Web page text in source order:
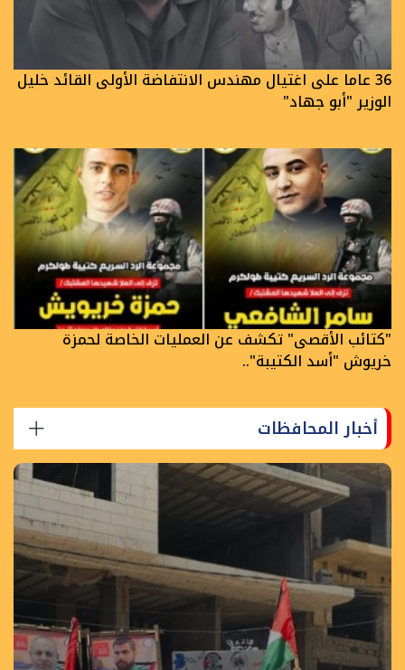
36 عاما على اغتيال مهندس الانتفاضة الأولى القائد خليل
الوزير "أبو جهاد"
"كتائب الأقصى" تكشف عن العمليات الخاصة لحمزة
خريوش "أسد الكتيبة"..
أخبار المحافظات